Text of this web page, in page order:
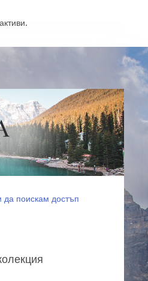
да поискам достъп